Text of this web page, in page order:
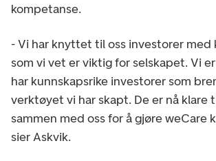
kompetanse.
- Vi har knyttet til oss investorer med
som vi vet er viktig for selskapet. Vi
har kunnskapsrike investorer som
verktøyet vi har skapt. De er nå klare
sammen med oss for å gjøre weCare
sier Askvik.